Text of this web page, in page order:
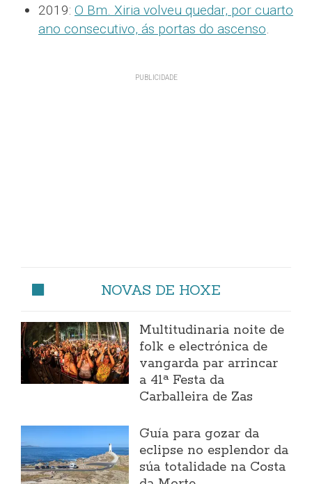
2019: O Bm. Xiria volveu quedar, por cuarto
ano consecutivo, ás portas do ascenso.
NOVAS DE HOXE
Multitudinaria noite de
folk e electrónica de
vangarda par arrincar
a 41ª Festa da
Carballeira de Zas
Guía para gozar da
eclipse no esplendor da
súa totalidade na Costa